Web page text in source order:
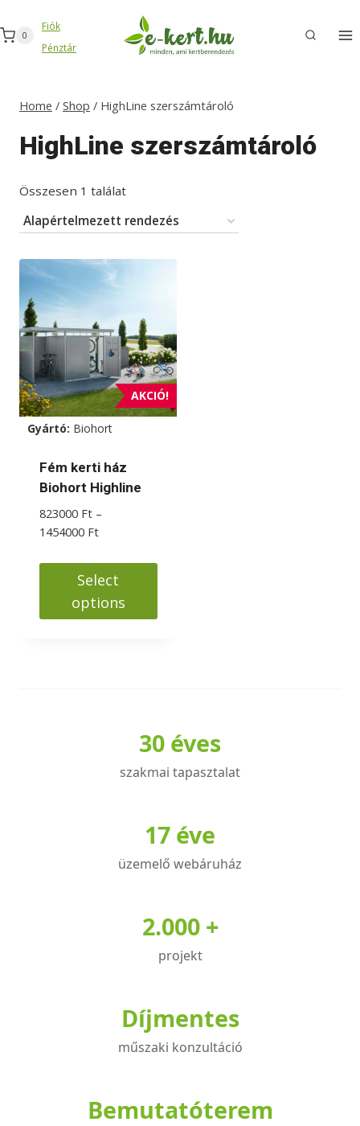
to
content
0
Fiók
Pénztár
Home / Shop / HighLine szerszámtároló
HighLine szerszámtároló
Összesen 1 találat
AKCIÓ!
Gyártó: Biohort
Fém kerti ház
Biohort Highline
823000 Ft –
1454000 FtÁrtartomány:
-
1454000 Ft
Select
options
30 éves
szakmai tapasztalat
17 éve
üzemelő webáruház
2.000 +
projekt
Díjmentes
műszaki konzultáció
Bemutatóterem